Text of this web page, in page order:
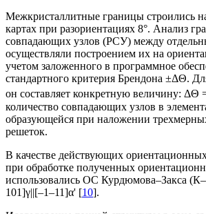
Межкристаллитные границы строились
картах при разориентациях 8°. Анализ
совпадающих узлов (РСУ) между
осуществляли построением их на
учетом заложенного в программное
стандартного критерия Брендона ±ΔΘ.
он составляет конкретную величину: ΔΘ
количество совпадающих узлов в
образующейся при наложении
решеток.
В качестве действующих
при обработке полученных
использовались ОС Курдюмова–Закса
101]γ||[–1–11]α' [10].